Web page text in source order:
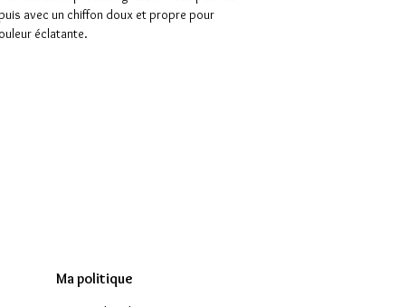
avec un chiffon doux et propre pour
éclatante.
Ma politique